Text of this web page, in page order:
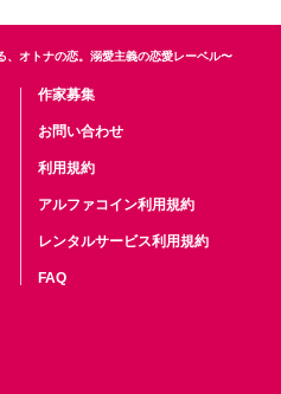
、オトナの恋。溺愛主義の恋愛レーベル〜
作家募集
お問い合わせ
利用規約
アルファコイン利用規約
レンタルサービス利用規約
FAQ